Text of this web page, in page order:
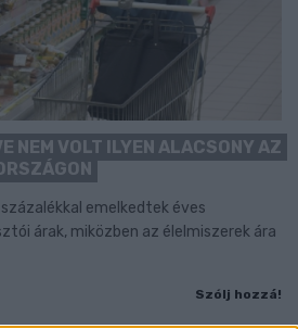
NEM VOLT ILYEN ALACSONY AZ
emelkedtek éves
árak, miközben az élelmiszerek ára
Szólj hozzá!